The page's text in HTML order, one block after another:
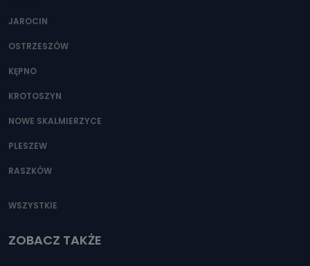
JAROCIN
OSTRZESZÓW
KĘPNO
KROTOSZYN
NOWE SKALMIERZYCE
PLESZEW
RASZKÓW
WSZYSTKIE
ZOBACZ TAKŻE